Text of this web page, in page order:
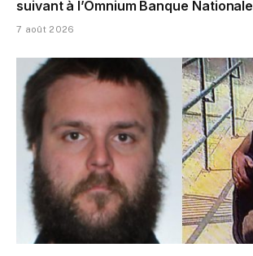
suivant à l’Omnium Banque Nationale
7 août 2026